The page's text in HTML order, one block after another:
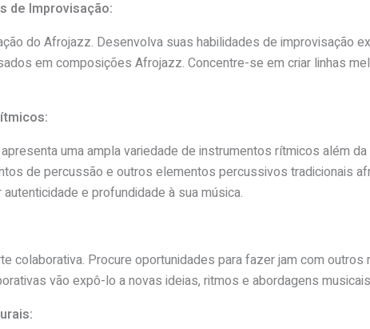
de Improvisação:
do Afrojazz. Desenvolva suas habilidades de improvisação
em composições Afrojazz. Concentre-se em criar linhas
uma ampla variedade de instrumentos rítmicos além
de percussão e outros elementos percussivos tradicionais
e profundidade à sua música.
colaborativa. Procure oportunidades para fazer jam com
vão expô-lo a novas ideias, ritmos e abordagens